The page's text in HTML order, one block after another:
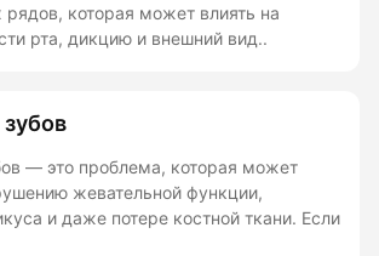
рядов, которая может влиять на
рта, дикцию и внешний вид..
— это проблема, которая может
жевательной функции,
и даже потере костной ткани. Если